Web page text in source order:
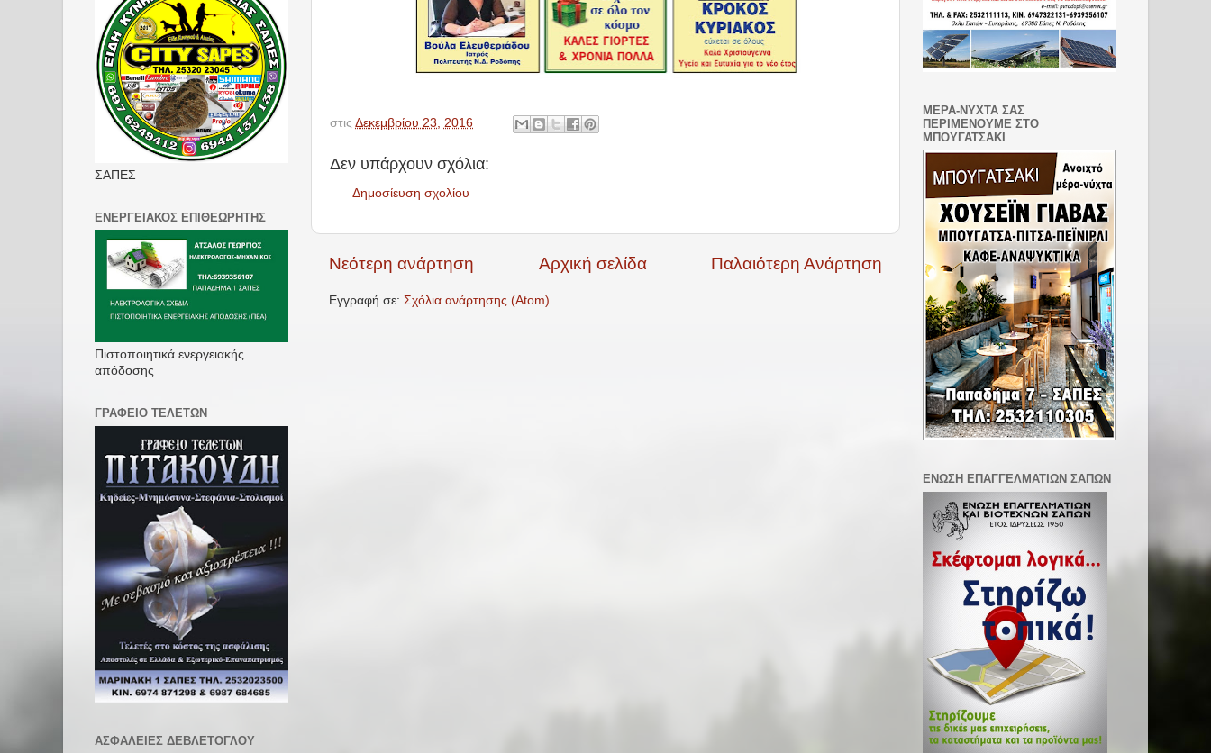
στις Δεκεμβρίου 23, 2016
Δεν υπάρχουν σχόλια:
Δημοσίευση σχολίου
Νεότερη ανάρτηση Παλαιότερη Ανάρτηση
Αρχική σελίδα
Εγγραφή σε: Σχόλια ανάρτησης (Atom)
ΣΑΠΕΣ
ΕΝΕΡΓΕΙΑΚΟΣ ΕΠΙΘΕΩΡΗΤΗΣ
Πιστοποιητικά ενεργειακής
απόδοσης
ΓΡΑΦΕΙΟ ΤΕΛΕΤΩΝ
ΑΣΦΑΛΕΙΕΣ ΔΕΒΛΕΤΟΓΛΟΥ
ΜΕΡΑ-ΝΥΧΤΑ ΣΑΣ
ΠΕΡΙΜΕΝΟΥΜΕ ΣΤΟ
ΜΠΟΥΓΑΤΣΑΚΙ
ΕΝΩΣΗ ΕΠΑΓΓΕΛΜΑΤΙΩΝ ΣΑΠΩΝ